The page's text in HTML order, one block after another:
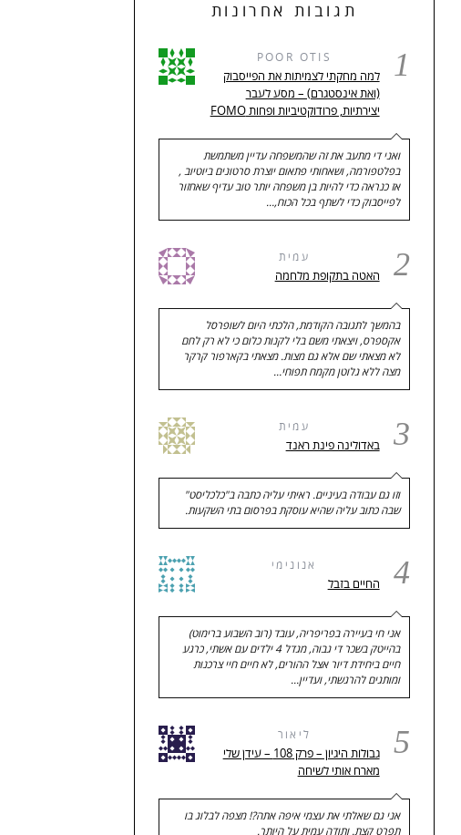
תגובות אחרונות
1
POOR OTIS
למה מחקתי לצמיתות את הפייסבוק
(ואת אינסטגרם) – מסע לעבר
יצירתיות, פרודוקטיביות ופחות FOMO
ואני די מתעב את זה שהמשפחה עדיין משתמשת
בפלטפורמה, ושאחותי פתאום יוצרת סרטונים ביוטיוב ,
אז כנראה כדי להיות בן משפחה יותר טוב עדיף שאחזור
לפייסבוק כדי לשתף בכל הכוח,…
2 עמית
האטה בתקופת מלחמה
בהמשך לתגובה הקודמת, הלכתי היום לשופרסל
אקספרס, ויצאתי משם בלי לקנות כלום כי לא רק לחם
לא מצאתי שם אלא גם מצות. מצאתי בקארפור קרקר
מצה ללא גלוטן מקמח תפוחי…
3 עמית
באדולינה פינת ראנד
וזו גם עבודה בעיניים. ראיתי עליה כתבה ב"כלכליסט"
שבה כתוב עליה שהיא עוסקת בפרסום בתי השקעות.
4 אנונימי
החיים בזבל
אני חי בעיירה בפריפריה, עובד (רוב השבוע ברימוט)
בהייטק בשכר די גבוה, מגדל 4 ילדים עם אשתי, כרגע
חיים ביחידת דיור אצל ההורים, לא חיים חיי צרכנות
ומותגים להרגשתי, ועדיין…
5 ליאור
גבולות היגיון – פרק 108 – עידן שלי
מארח אותי לשיחה
אני גם שאלתי את עצמי איפה אתה?! מצפה לבלוג בו
תפרט קצת. ותודה עמית על היותך.